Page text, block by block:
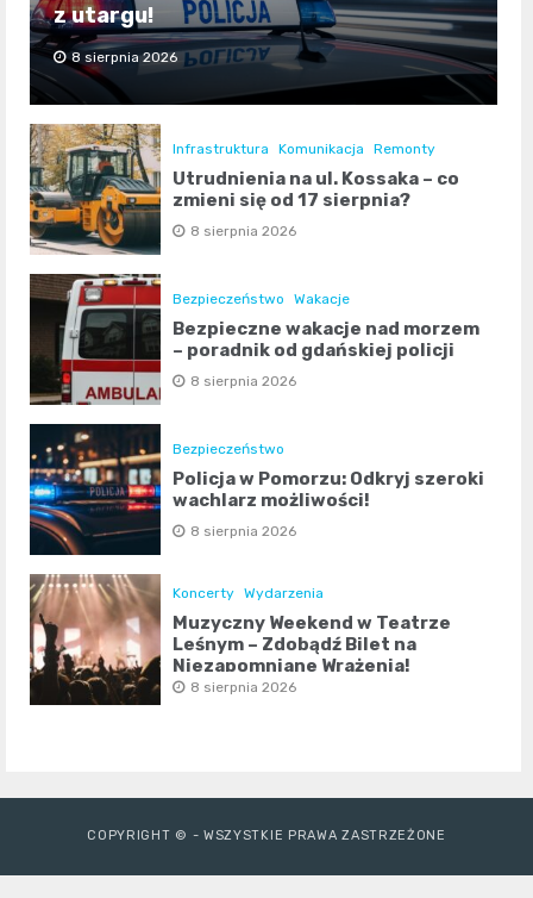
z utargu!
8 sierpnia 2026
Infrastruktura Komunikacja Remonty
Utrudnienia na ul. Kossaka – co
zmieni się od 17 sierpnia?
8 sierpnia 2026
Bezpieczeństwo Wakacje
Bezpieczne wakacje nad morzem
– poradnik od gdańskiej policji
8 sierpnia 2026
Bezpieczeństwo
Policja w Pomorzu: Odkryj szeroki
wachlarz możliwości!
8 sierpnia 2026
Koncerty Wydarzenia
Muzyczny Weekend w Teatrze
Leśnym – Zdobądź Bilet na
Niezapomniane Wrażenia!
8 sierpnia 2026
COPYRIGHT © - WSZYSTKIE PRAWA ZASTRZEŻONE